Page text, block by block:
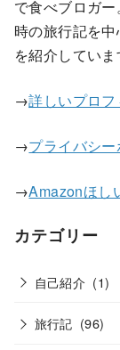
で食べブロガ
時の旅行記を
を紹介していま
→詳しいプロ
→プライバシ
→Amazonほし
カテゴリー
自己紹介 (1)
旅行記 (96)